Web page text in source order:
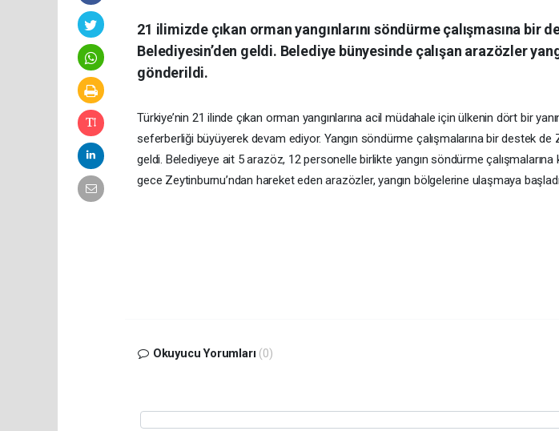
21 ilimizde çıkan orman yangınlarını söndürme çalışmasına bir
Belediyesin’den geldi. Belediye bünyesinde çalışan arazözler
gönderildi.
Türkiye’nin 21 ilinde çıkan orman yangınlarına acil müdahale için ülkenin dört bir
seferberliği büyüyerek devam ediyor. Yangın söndürme çalışmalarına bir destek de
geldi. Belediyeye ait 5 arazöz, 12 personelle birlikte yangın söndürme çalışmalarına
gece Zeytinburnu’ndan hareket eden arazözler, yangın bölgelerine ulaşmaya
Okuyucu Yorumları (0)